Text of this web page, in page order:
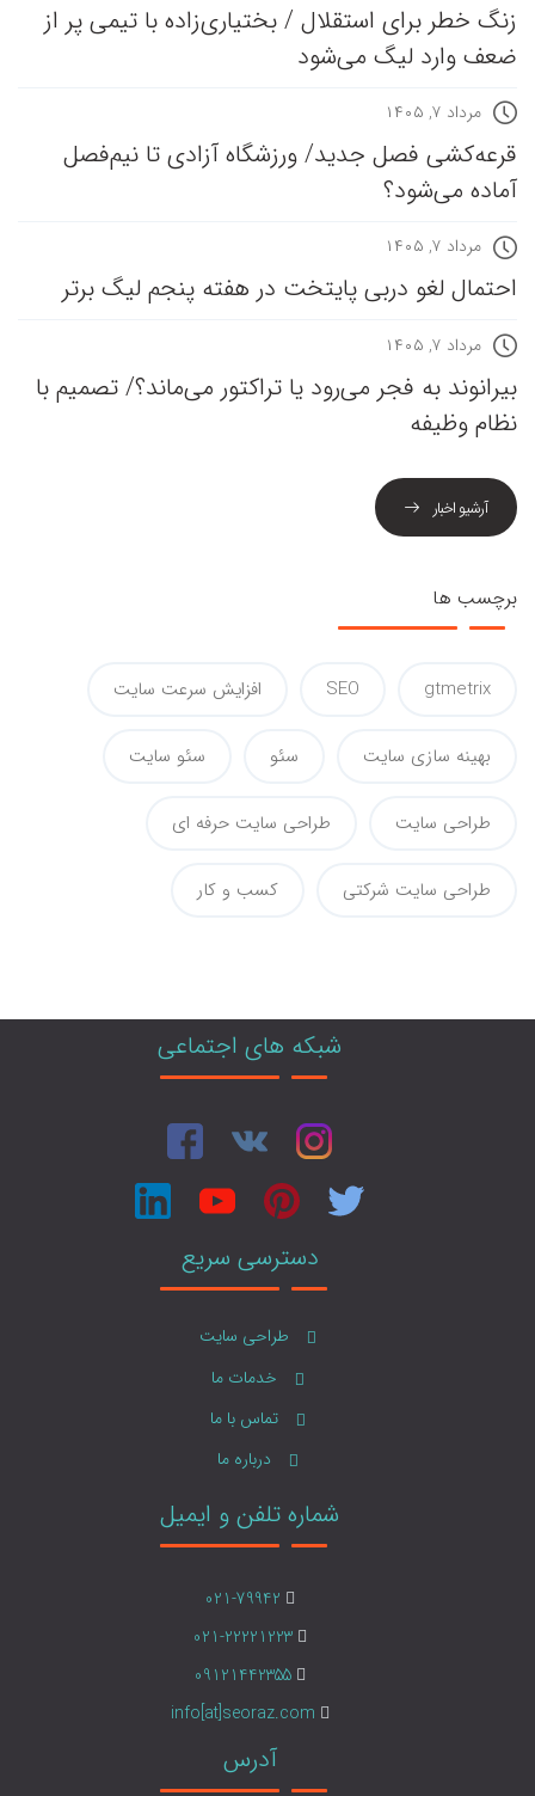
زنگ خطر برای استقلال / بختیاری‌زاده با تیمی پر از
ضعف وارد لیگ می‌شود
مرداد ۷, ۱۴۰۵
قرعه‎‌کشی فصل جدید/ ورزشگاه آزادی تا نیم‌فصل
آماده می‌شود؟
مرداد ۷, ۱۴۰۵
احتمال لغو دربی پایتخت در هفته پنجم لیگ برتر
مرداد ۷, ۱۴۰۵
بیرانوند به فجر می‌رود یا تراکتور می‌ماند؟/ تصمیم با
نظام وظیفه
آرشیو اخبار
برچسب ها
gtmetrix
SEO افزایش سرعت سایت
بهینه سازی سایت سئو سئو سایت
طراحی سایت طراحی سایت حرفه ای
طراحی سایت شرکتی کسب و کار
شبکه های اجتماعی
دسترسی سریع
طراحی سایت
خدمات ما
تماس با ما
درباره ما
شماره تلفن و ایمیل
021-79942
021-22221223
09121442355
info[at]seoraz.com
آدرس